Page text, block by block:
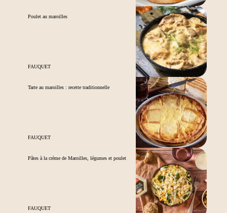
Poulet au maroilles
FAUQUET
Tarte au maroilles : recette traditionnelle
FAUQUET
Pâtes à la crème de Maroilles, légumes et poulet
FAUQUET